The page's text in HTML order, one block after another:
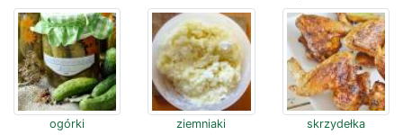
ogórki ziemniaki skrzydełka